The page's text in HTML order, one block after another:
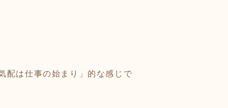
配は仕事の始まり」的な感じで